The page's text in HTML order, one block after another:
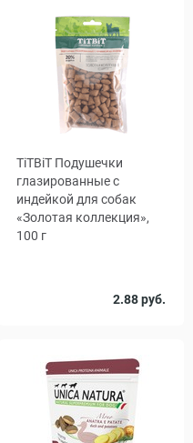
TiTBiT Подушечки
глазированные с
индейкой для собак
«Золотая коллекция»,
100 г
2.88 руб.